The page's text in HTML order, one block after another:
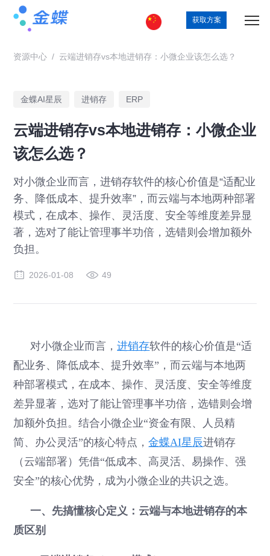
获取方案
资源中心 / 云端进销存vs本地进销存：小微企业该怎么选？
金蝶AI星辰 进销存 ERP
云端进销存vs本地进销存：小微企业
该怎么选？
对小微企业而言，进销存软件的核心价值是“适配业
务、降低成本、提升效率”，而云端与本地两种部署
模式，在成本、操作、灵活度、安全等维度差异显
著，选对了能让管理事半功倍，选错则会增加额外
负担。
2026-01-08 49
对小微企业而言，进销存软件的核心价值是“适
配业务、降低成本、提升效率”，而云端与本地两
种部署模式，在成本、操作、灵活度、安全等维度
差异显著，选对了能让管理事半功倍，选错则会增
加额外负担。结合小微企业“资金有限、人员精
简、办公灵活”的核心特点，金蝶AI星辰进销存
（云端部署）凭借“低成本、高灵活、易操作、强
安全”的核心优势，成为小微企业的共识之选。
一、先搞懂核心定义：云端与本地进销存的本
质区别